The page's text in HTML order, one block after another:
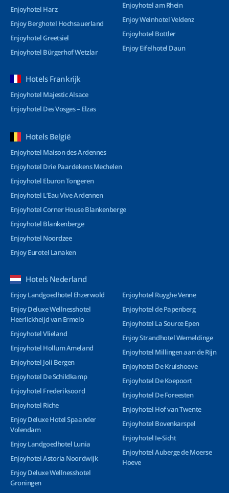
Enjoyhotel Harz
Enjoy Berghotel Hochsauerland
Enjoyhotel Greetsiel
Enjoyhotel Bürgerhof Wetzlar
Enjoyhotel am Rhein
Enjoy Weinhotel Veldenz
Enjoyhotel Bottler
Enjoy Eifelhotel Daun
Hotels Frankrijk
Enjoyhotel Majestic Alsace
Enjoyhotel Des Vosges – Elzas
Hotels België
Enjoyhotel Maison des Ardennes
Enjoyhotel Drie Paardekens Mechelen
Enjoyhotel Eburon Tongeren
Enjoyhotel L’Eau Vive Ardennen
Enjoyhotel Corner House Blankenberge
Enjoyhotel Blankenberge
Enjoyhotel Noordzee
Enjoy Eurotel Lanaken
Hotels Nederland
Enjoy Landgoedhotel Ehzerwold
Enjoy Deluxe Wellnesshotel
Heerlickheijd van Ermelo
Enjoyhotel Vlieland
Enjoyhotel Hollum Ameland
Enjoyhotel Joli Bergen
Enjoyhotel De Schildkamp
Enjoyhotel Frederiksoord
Enjoyhotel Riche
Enjoy Deluxe Hotel Spaander
Volendam
Enjoy Landgoedhotel Lunia
Enjoyhotel Astoria Noordwijk
Enjoy Deluxe Wellnesshotel
Groningen
Enjoyhotel Ruyghe Venne
Enjoyhotel de Papenberg
Enjoyhotel La Source Epen
Enjoy Strandhotel Wemeldinge
Enjoyhotel Millingen aan de Rijn
Enjoyhotel De Kruishoeve
Enjoyhotel De Koepoort
Enjoyhotel De Foreesten
Enjoyhotel Hof van Twente
Enjoyhotel Bovenkarspel
Enjoyhotel Ie-Sicht
Enjoyhotel Auberge de Moerse
Hoeve